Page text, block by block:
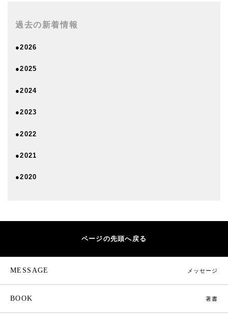
過去の新着情報
●2026
●2025
●2024
●2023
●2022
●2021
●2020
ページの先頭へ戻る
MESSAGE メッセージ
BOOK 著書